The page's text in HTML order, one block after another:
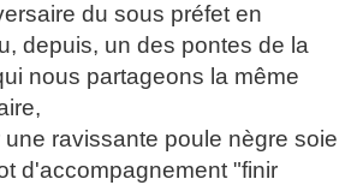
du sous préfet en
depuis, un des pontes de la
nous partageons la même
une ravissante poule nègre soie
d'accompagnement "finir